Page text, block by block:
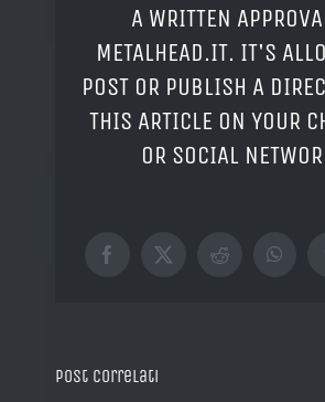
A WRITTEN
METALHEAD.IT. IT'S
POST OR PUBLISH A
THIS ARTICLE ON YOUR
OR SOCIAL
Facebook
X Reddit
Post correlati